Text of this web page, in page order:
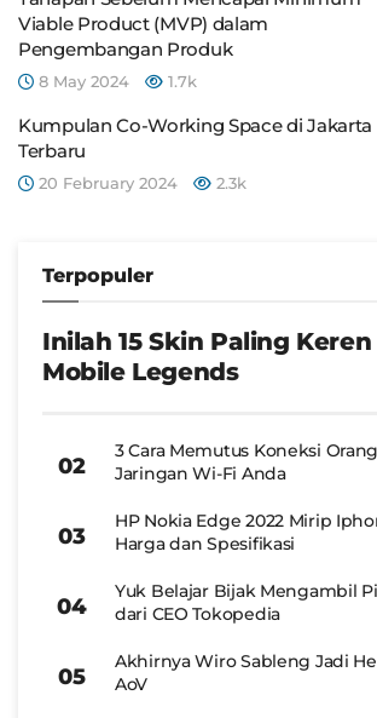
Viable Product (MVP) dalam
Pengembangan Produk
8 May 2024 1.7k
Kumpulan Co-Working Space di Jakarta
Terbaru
20 February 2024 2.3k
Terpopuler
Inilah 15 Skin Paling
Mobile Legends
3 Cara Memutus Koneksi
Jaringan Wi-Fi Anda
HP Nokia Edge 2022 Mirip
Harga dan Spesifikasi
Yuk Belajar Bijak Mengambil
dari CEO Tokopedia
Akhirnya Wiro Sableng Jadi
AoV